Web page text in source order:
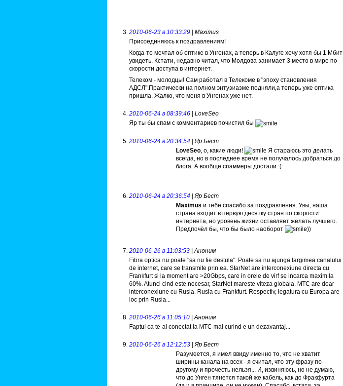
2010-06-23 в 10:33:29 | Maximus
Присоединяюсь к поздравлениям!
Когда-то мечтал об оптике в Унгенах, а теперь в Калуге хочу хотя бы 1 Мбит
увидеть. Кстати, недавно читал, что Молдова занимает 3 место в мире по
скорости доступа в интернет.
Телеком - молодцы! Сам работал в Телекоме в "эпоху становления
АДСЛ".Практически на полном энтузиазме подняли,а теперь уже оптика
пришла. Жалко, что меня в Унгенах уже нет.
2010-06-24 в 08:39:46 | LoveSeo
Яр ты бы спам с комментариев почистил бы
2010-06-24 в 20:34:54 | Яр Бест
LoveSeo , о, какие люди!
Я стараюсь это делать
всегда, но в последнее время не получалось добраться до
блога. А вообще спаммеры достали :(
2010-06-24 в 20:36:54 | Яр Бест
Maximus и тебе спасибо за поздравления. Увы, наша
страна входит в первую десятку стран по скорости
интернета, но уровень жизни оставляет желать лучшего.
Предпочёл бы, что бы было наоборот
))
2010-06-26 в 11:03:53 | Аноним
Fibra optica nu poate "sa nu fie destula". Poate sa nu ajunga largimea canalului
de internet, care se transmite prin ea. StarNet are interconexiune directa cu
Frankfurt si la moment are >20Gbps, care in orele de virf se incarca maxim la
60%. Atunci cind este necesar, StarNet mareste viteza globala. MTC are doar
interconexiune cu Rusia. Rusia cu Frankfurt. Respectiv, legatura cu Europa are
loc prin Rusia...
2010-06-26 в 11:05:10 | Аноним
Faptul ca te-ai conectat la MTC mai curind e un dezavantaj...
2010-06-26 в 12:12:53 | Яр Бест
Разумеется, я имел ввиду именно то, что не хватит
ширины канала на всех - я считал, что эту фразу по-
другому и прочесть нельзя... И, извиняюсь, но не думаю,
что до Унген тянется такой же кабель, как до Фракфурта